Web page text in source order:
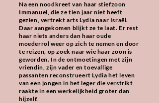
Na een noodkreet van haar stiefzoon
Immanuel, die ze tien jaar niet heeft
gezien, vertrekt arts Lydia naar Israël.
Daar aangekomen blijkt ze te laat. Er rest
haar niets anders dan haar oude
moederrol weer op zich te nemen en door
te reizen, op zoek naar wie haar zoon is
geworden. In de ontmoetingen met zijn
vriendin, zijn vader en toevallige
passanten reconstrueert Lydia het leven
van een jongen in het leger die verstrikt
raakte in een werkelijkheid groter dan
hijzelf.